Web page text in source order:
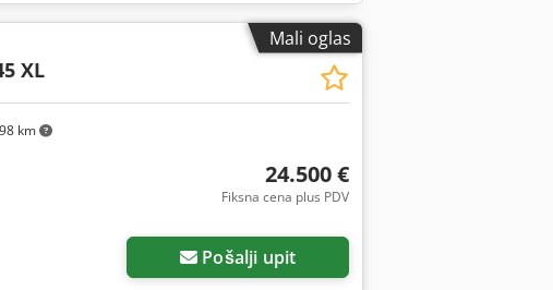
Mali oglas
km
XL
24.500 €
Fiksna cena plus PDV
Pošalji upit